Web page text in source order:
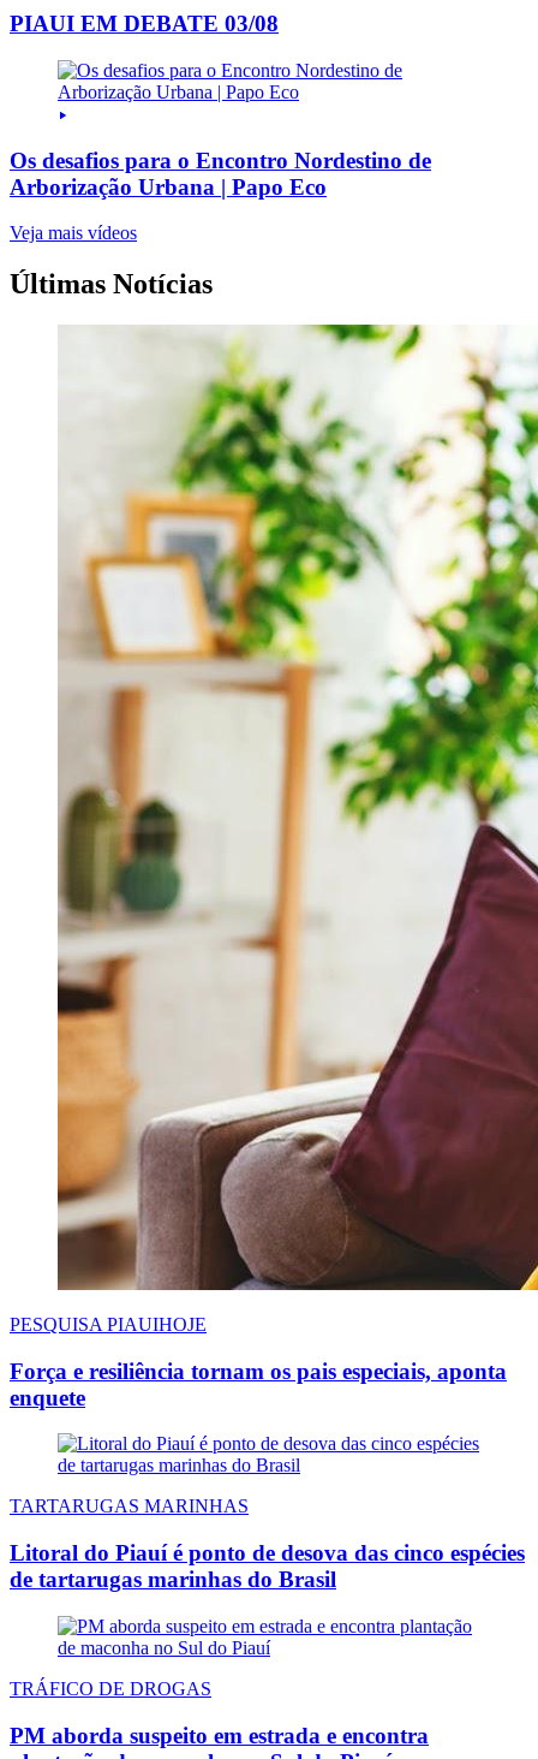
PIAUI EM DEBATE 03/08
Os desafios para o Encontro Nordestino de
Arborização Urbana | Papo Eco
Veja mais vídeos
Últimas Notícias
PESQUISA PIAUIHOJE
Força e resiliência tornam os pais especiais, aponta
enquete
TARTARUGAS MARINHAS
Litoral do Piauí é ponto de desova das cinco espécies
de tartarugas marinhas do Brasil
TRÁFICO DE DROGAS
PM aborda suspeito em estrada e encontra